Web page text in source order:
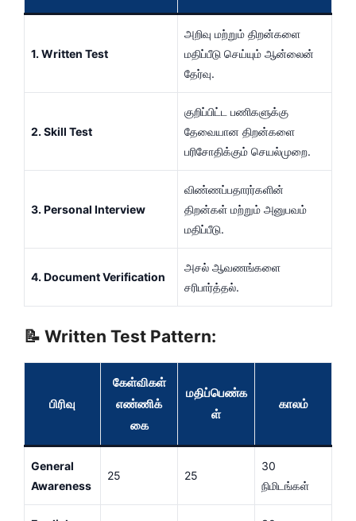
1. Written Test
அறிவு மற்றும் திறன்களை
மதிப்பீடு செய்யும் ஆன்லைன்
தேர்வு.
2. Skill Test
குறிப்பிட்ட பணிகளுக்கு
தேவையான திறன்களை
பரிசோதிக்கும் செயல்முறை.
3. Personal Interview
விண்ணப்பதாரர்களின்
திறன்கள் மற்றும் அனுபவம்
மதிப்பீடு.
4. Document Verification
அசல் ஆவணங்களை
சரிபார்த்தல்.
📝 Written Test Pattern:
பிரிவு
கேள்விகள்
எண்ணிக்
கை
மதிப்பெண்க
ள்
காலம்
General
Awareness
25 25
30
நிமிடங்கள்